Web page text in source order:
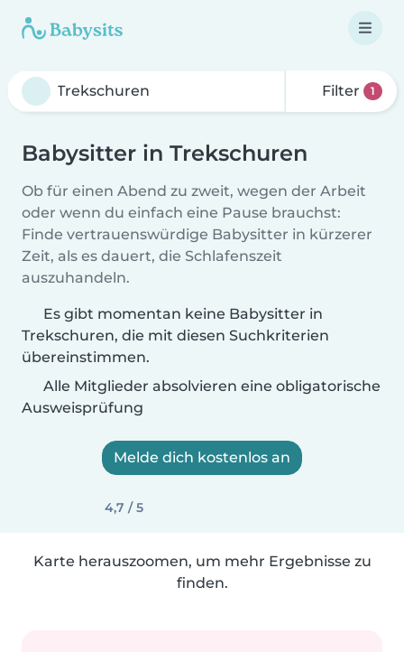
Filter 1
Babysitter in Trekschuren
Ob für einen Abend zu zweit, wegen der Arbeit
oder wenn du einfach eine Pause brauchst:
Finde vertrauenswürdige Babysitter in kürzerer
Zeit, als es dauert, die Schlafenszeit
auszuhandeln.
Es gibt momentan keine Babysitter in
Trekschuren, die mit diesen Suchkriterien
übereinstimmen.
Alle Mitglieder absolvieren eine obligatorische
Ausweisprüfung
Melde dich kostenlos an
4,7 / 5
Karte herauszoomen, um mehr Ergebnisse zu
finden.